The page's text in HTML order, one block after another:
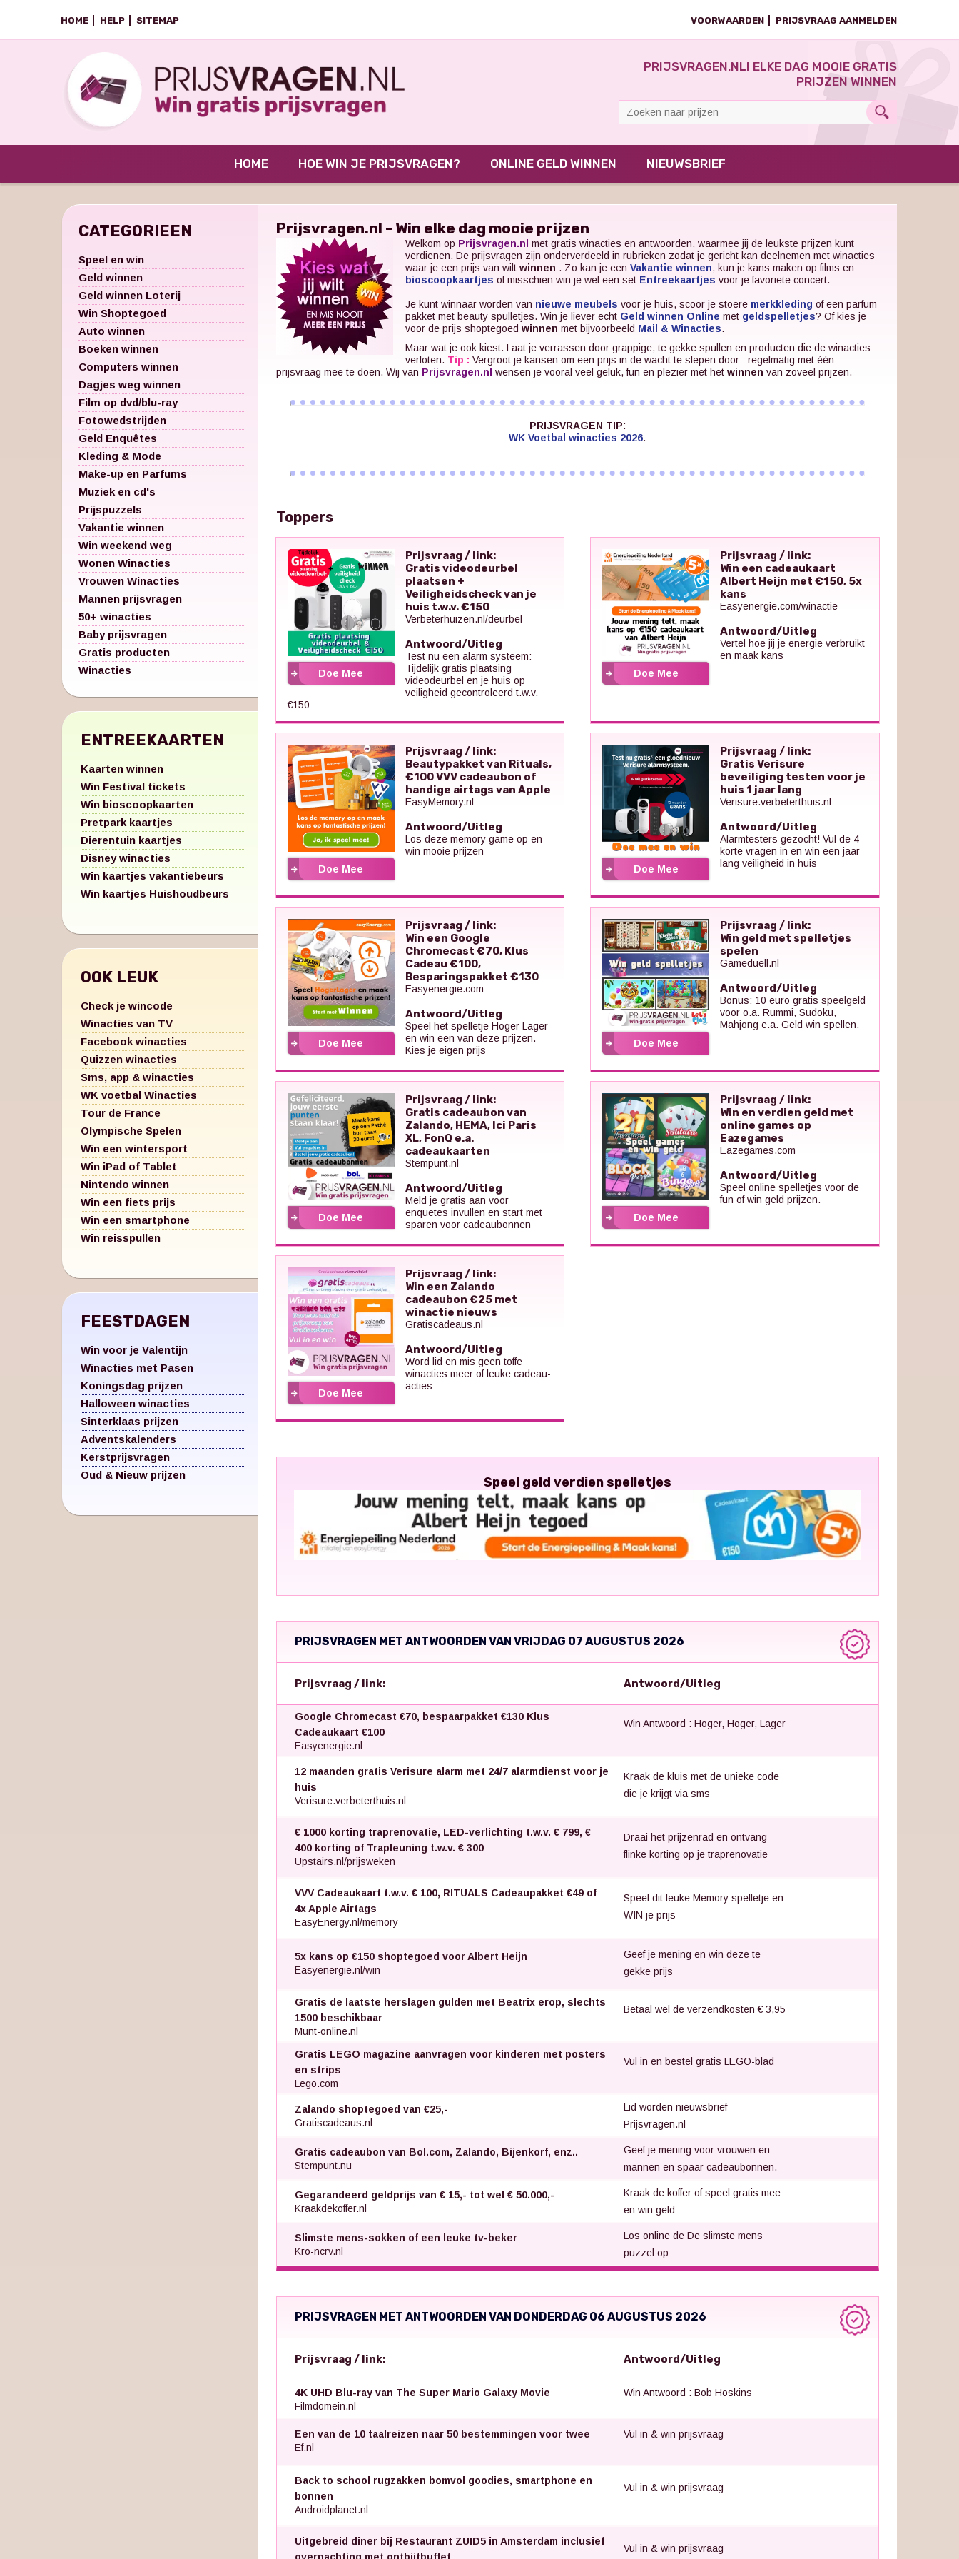
HOME HELP SITEMAP VOORWAARDEN PRIJSVRAAG AANMELDEN
PRIJSVRAGEN.NL! ELKE DAG MOOIE GRATIS
PRIJZEN WINNEN
HOME HOE WIN JE PRIJSVRAGEN? ONLINE GELD WINNEN NIEUWSBRIEF
CATEGORIEEN
Speel en win
Geld winnen
Geld winnen Loterij
Win Shoptegoed
Auto winnen
Boeken winnen
Computers winnen
Dagjes weg winnen
Film op dvd/blu-ray
Fotowedstrijden
Geld Enquêtes
Kleding & Mode
Make-up en Parfums
Muziek en cd's
Prijspuzzels
Vakantie winnen
Win weekend weg
Wonen Winacties
Vrouwen Winacties
Mannen prijsvragen
50+ winacties
Baby prijsvragen
Gratis producten
Winacties
ENTREEKAARTEN
Kaarten winnen
Win Festival tickets
Win bioscoopkaarten
Pretpark kaartjes
Dierentuin kaartjes
Disney winacties
Win kaartjes vakantiebeurs
Win kaartjes Huishoudbeurs
OOK LEUK
Check je wincode
Winacties van TV
Facebook winacties
Quizzen winacties
Sms, app & winacties
WK voetbal Winacties
Tour de France
Olympische Spelen
Win een wintersport
Win iPad of Tablet
Nintendo winnen
Win een fiets prijs
Win een smartphone
Win reisspullen
FEESTDAGEN
Win voor je Valentijn
Winacties met Pasen
Koningsdag prijzen
Halloween winacties
Sinterklaas prijzen
Adventskalenders
Kerstprijsvragen
Oud & Nieuw prijzen
Prijsvragen.nl - Win elke dag mooie prijzen
Welkom op Prijsvragen.nl met gratis winacties en antwoorden, waarmee jij de leukste prijzen kunt
verdienen. De prijsvragen zijn onderverdeeld in rubrieken zodat je gericht kan deelnemen met winacties
waar je een prijs van wilt winnen . Zo kan je een Vakantie winnen, kun je kans maken op films en
bioscoopkaartjes of misschien win je wel een set Entreekaartjes voor je favoriete concert.
Je kunt winnaar worden van nieuwe meubels voor je huis, scoor je stoere merkkleding of een parfum
pakket met beauty spulletjes. Win je liever echt Geld winnen Online met geldspelletjes? Of kies je
voor de prijs shoptegoed winnen met bijvoorbeeld Mail & Winacties.
Maar wat je ook kiest. Laat je verrassen door grappige, te gekke spullen en producten die de winacties
verloten. Tip : Vergroot je kansen om een prijs in de wacht te slepen door : regelmatig met één
prijsvraag mee te doen. Wij van Prijsvragen.nl wensen je vooral veel geluk, fun en plezier met het winnen van zoveel prijzen.
PRIJSVRAGEN TIP:
WK Voetbal winacties 2026.
Toppers
Doe Mee
Prijsvraag / link:
Gratis videodeurbel
plaatsen +
Veiligheidscheck van je
huis t.w.v. €150
Verbeterhuizen.nl/deurbel
Antwoord/Uitleg
Test nu een alarm systeem:
Tijdelijk gratis plaatsing
videodeurbel en je huis op
veiligheid gecontroleerd t.w.v.
€150
Doe Mee
Prijsvraag / link:
Win een cadeaukaart
Albert Heijn met €150, 5x
kans
Easyenergie.com/winactie
Antwoord/Uitleg
Vertel hoe jij je energie verbruikt
en maak kans
Doe Mee
Prijsvraag / link:
Beautypakket van Rituals,
€100 VVV cadeaubon of
handige airtags van Apple
EasyMemory.nl
Antwoord/Uitleg
Los deze memory game op en
win mooie prijzen
Doe Mee
Prijsvraag / link:
Gratis Verisure
beveiliging testen voor je
huis 1 jaar lang
Verisure.verbeterthuis.nl
Antwoord/Uitleg
Alarmtesters gezocht! Vul de 4
korte vragen in en win een jaar
lang veiligheid in huis
Doe Mee
Prijsvraag / link:
Win een Google
Chromecast €70, Klus
Cadeau €100,
Besparingspakket €130
Easyenergie.com
Antwoord/Uitleg
Speel het spelletje Hoger Lager
en win een van deze prijzen.
Kies je eigen prijs
Doe Mee
Prijsvraag / link:
Win geld met spelletjes
spelen
Gameduell.nl
Antwoord/Uitleg
Bonus: 10 euro gratis speelgeld
voor o.a. Rummi, Sudoku,
Mahjong e.a. Geld win spellen.
Doe Mee
Prijsvraag / link:
Gratis cadeaubon van
Zalando, HEMA, Ici Paris
XL, FonQ e.a.
cadeaukaarten
Stempunt.nl
Antwoord/Uitleg
Meld je gratis aan voor
enquetes invullen en start met
sparen voor cadeaubonnen
Doe Mee
Prijsvraag / link:
Win en verdien geld met
online games op
Eazegames
Eazegames.com
Antwoord/Uitleg
Speel online spelletjes voor de
fun of win geld prijzen.
Doe Mee
Prijsvraag / link:
Win een Zalando
cadeaubon €25 met
winactie nieuws
Gratiscadeaus.nl
Antwoord/Uitleg
Word lid en mis geen toffe
winacties meer of leuke cadeau-
acties
Speel geld verdien spelletjes
PRIJSVRAGEN MET ANTWOORDEN VAN VRIJDAG 07 AUGUSTUS 2026
Prijsvraag / link: Antwoord/Uitleg
Google Chromecast €70, bespaarpakket €130 Klus
Cadeaukaart €100
Easyenergie.nl
Win Antwoord : Hoger, Hoger, Lager
12 maanden gratis Verisure alarm met 24/7 alarmdienst voor je
huis
Verisure.verbeterthuis.nl
Kraak de kluis met de unieke code
die je krijgt via sms
€ 1000 korting traprenovatie, LED-verlichting t.w.v. € 799, €
400 korting of Trapleuning t.w.v. € 300
Upstairs.nl/prijsweken
Draai het prijzenrad en ontvang
flinke korting op je traprenovatie
VVV Cadeaukaart t.w.v. € 100, RITUALS Cadeaupakket €49 of
4x Apple Airtags
EasyEnergy.nl/memory
Speel dit leuke Memory spelletje en
WIN je prijs
5x kans op €150 shoptegoed voor Albert Heijn
Easyenergie.nl/win
Geef je mening en win deze te
gekke prijs
Gratis de laatste herslagen gulden met Beatrix erop, slechts
1500 beschikbaar
Munt-online.nl
Betaal wel de verzendkosten € 3,95
Gratis LEGO magazine aanvragen voor kinderen met posters
en strips
Lego.com
Vul in en bestel gratis LEGO-blad
Zalando shoptegoed van €25,-
Gratiscadeaus.nl
Lid worden nieuwsbrief
Prijsvragen.nl
Gratis cadeaubon van Bol.com, Zalando, Bijenkorf, enz..
Stempunt.nu
Geef je mening voor vrouwen en
mannen en spaar cadeaubonnen.
Gegarandeerd geldprijs van € 15,- tot wel € 50.000,-
Kraakdekoffer.nl
Kraak de koffer of speel gratis mee
en win geld
Slimste mens-sokken of een leuke tv-beker
Kro-ncrv.nl
Los online de De slimste mens
puzzel op
PRIJSVRAGEN MET ANTWOORDEN VAN DONDERDAG 06 AUGUSTUS 2026
Prijsvraag / link: Antwoord/Uitleg
4K UHD Blu-ray van The Super Mario Galaxy Movie
Filmdomein.nl
Win Antwoord : Bob Hoskins
Een van de 10 taalreizen naar 50 bestemmingen voor twee
Ef.nl
Vul in & win prijsvraag
Back to school rugzakken bomvol goodies, smartphone en
bonnen
Androidplanet.nl
Vul in & win prijsvraag
Uitgebreid diner bij Restaurant ZUID5 in Amsterdam inclusief
Vul in & win prijsvraag